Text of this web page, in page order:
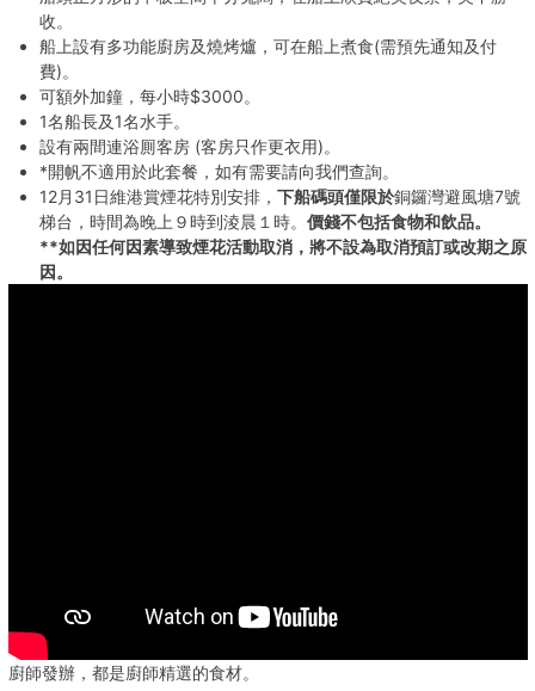
收。
船上設有多功能廚房及燒烤爐，可在船上煮食(需預先通知及付
費)。
可額外加鐘，每小時$3000。
1名船長及1名水手。
設有兩間連浴厠客房 (客房只作更衣用)。
*開帆不適用於此套餐，如有需要請向我們查詢。
12月31日維港賞煙花特別安排， 下船碼頭僅限於銅鑼灣避風塘7號
梯台，時間為晚上９時到淩晨１時。 價錢不包括食物和飲品。
**如因任何因素導致煙花活動取消，將不設為取消預訂或改期之原
因。
廚師發辦，都是廚師精選的食材。